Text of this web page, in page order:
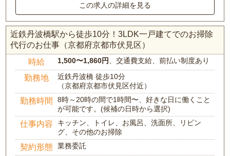
この求人の詳細を見る
近鉄丹波橋駅から徒歩10分！3LDK一戸建てでのお掃除
代行のお仕事（京都府京都市伏見区）
時給 1,500〜1,860円 、交通費支給、前払い制度あり
勤務地
近鉄丹波橋 徒歩10分
（京都府京都市伏見区付近）
勤務時間
8時～20時の間で1時間〜、好きな日に働くこと
が可能です。(候補の日時から選択)
仕事内容
キッチン、トイレ、お風呂、洗面所、リビン
グ、その他のお掃除
契約形態 業務委託